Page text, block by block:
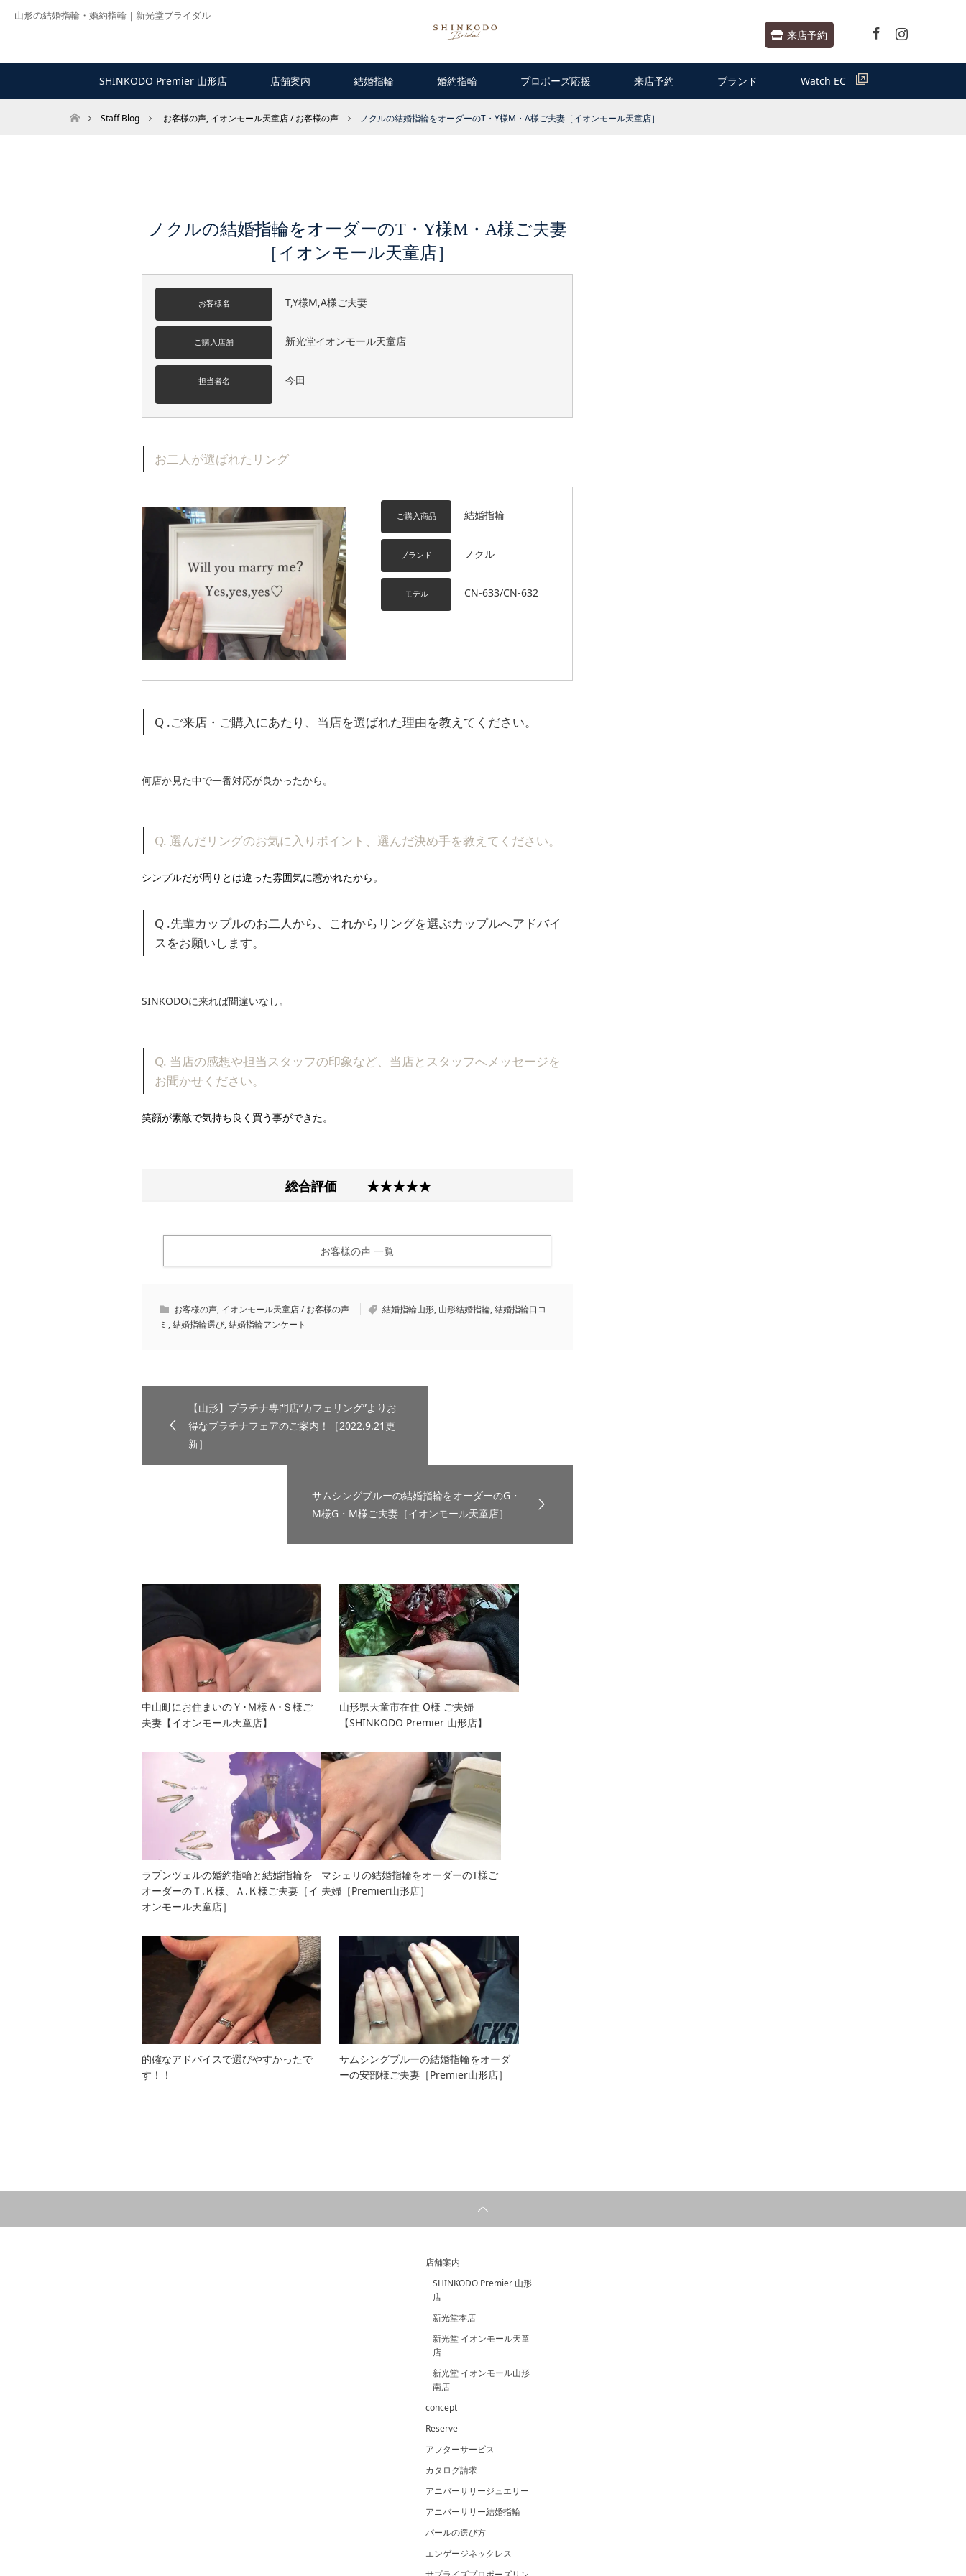
山形の結婚指輪・婚約指輪｜新光堂ブライダル
来店予約
Instagram
SHINKODO Premier 山形店 店舗案内 結婚指輪 婚約指輪 プロポーズ応援 来店予約 ブランド Watch EC
ホームStaff Blog お客様の声, イオンモール天童店 / お客様の声 ノクルの結婚指輪をオーダーのT・Y様M・A様ご夫妻［イオンモール天童店］
ノクルの結婚指輪をオーダーのT・Y様M・A様ご夫妻
［イオンモール天童店］
お客様名 T,Y様M,A様ご夫妻
ご購入店舗 新光堂イオンモール天童店
担当者名 今田
お二人が選ばれたリング
ご購入商品 結婚指輪
ブランド ノクル
モデル CN-633/CN-632
Q .ご来店・ご購入にあたり、当店を選ばれた理由を教えてください。
何店か見た中で一番対応が良かったから。
Q. 選んだリングのお気に入りポイント、選んだ決め手を教えてください。
シンプルだが周りとは違った雰囲気に惹かれたから。
Q .先輩カップルのお二人から、これからリングを選ぶカップルへアドバイ
スをお願いします。
SINKODOに来れば間違いなし。
Q. 当店の感想や担当スタッフの印象など、当店とスタッフへメッセージを
お聞かせください。
笑顔が素敵で気持ち良く買う事ができた。
総合評価★★★★★
お客様の声 一覧
お客様の声, イオンモール天童店 / お客様の声 結婚指輪山形, 山形結婚指輪,結婚指輪口コ
ミ ,結婚指輪選び,結婚指輪アンケート
【山形】プラチナ専門店“カフェリング”よりお
得なプラチナフェアのご案内！［2022.9.21更
新］
サムシングブルーの結婚指輪をオーダーのG・
M様G・M様ご夫妻［イオンモール天童店］
中山町にお住まいのＹ･Ｍ様Ａ･Ｓ様ご
夫妻【イオンモール天童店】
山形県天童市在住 O様 ご夫婦
【SHINKODO Premier 山形店】
ラプンツェルの婚約指輪と結婚指輪を
オーダーのＴ.Ｋ様、Ａ.Ｋ様ご夫妻［イ
オンモール天童店］
マシェリの結婚指輪をオーダーのT様ご
夫婦［Premier山形店］
的確なアドバイスで選びやすかったで
す！！
サムシングブルーの結婚指輪をオーダ
ーの安部様ご夫妻［Premier山形店］
店舗案内
SHINKODO Premier 山形
店
新光堂本店
新光堂 イオンモール天童
店
新光堂 イオンモール山形
南店
concept
Reserve
アフターサービス
カタログ請求
アニバーサリージュエリー
アニバーサリー結婚指輪
パールの選び方
エンゲージネックレス